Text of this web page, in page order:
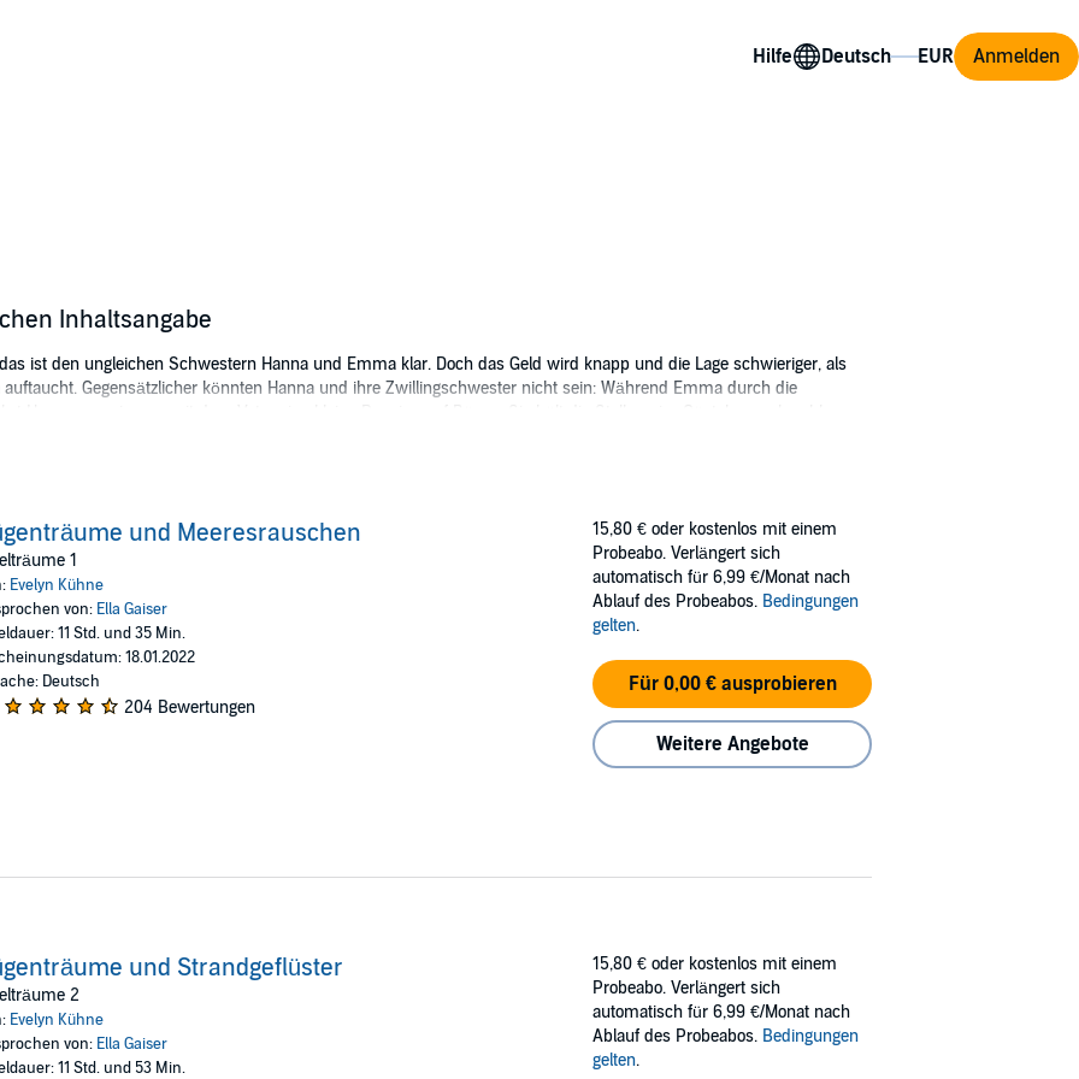
Hilfe Anmelden
Inhaltsangabe
ist den ungleichen Schwestern Hanna und Emma klar. Doch das Geld wird knapp und die Lage schwieriger, als
Gegensätzlicher könnten Hanna und ihre Zwillingschwester nicht sein: Während Emma durch die
Hanna gemeinsam mit dem Vater eine kleine Pension auf Rügen. Sie hält die Stellung im Gästehaus, obwohl
der Reihe "Inselträume" von Bestseller-Autorin Evelyn Kühne. Der FolgebandRügenträume und Strandgeflüster
Beide Romane sind in sich abgeschlossen und können unabhängig voneinander gelesen werden.
mbH
und Meeresrauschen
1
Evelyn Kühne
von: Ella Gaiser
11 Std. und 35 Min.
18.01.2022
Deutsch
204 Bewertungen
15,80 € oder kostenlos mit einem
Probeabo. Verlängert sich
automatisch für 6,99 €/Monat nach
Ablauf des Probeabos. Bedingungen
gelten.
Für 0,00 € ausprobieren
Weitere Angebote
und Strandgeflüster
2
Evelyn Kühne
von: Ella Gaiser
11 Std. und 53 Min.
15,80 € oder kostenlos mit einem
Probeabo. Verlängert sich
automatisch für 6,99 €/Monat nach
Ablauf des Probeabos. Bedingungen
gelten.